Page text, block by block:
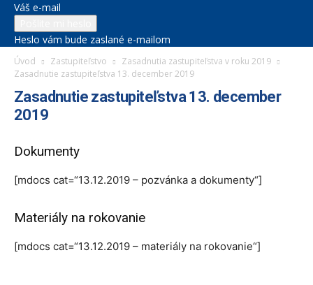
Váš e-mail
Heslo vám bude zaslané e-mailom
Úvod Zastupiteľstvo
Zasadnutia zastupiteľstva v roku 2019
Zasadnutie zastupiteľstva 13. december 2019
Zasadnutie zastupiteľstva 13. december
2019
Dokumenty
[mdocs cat=“13.12.2019 – pozvánka a dokumenty“]
Materiály na rokovanie
[mdocs cat=“13.12.2019 – materiály na rokovanie“]